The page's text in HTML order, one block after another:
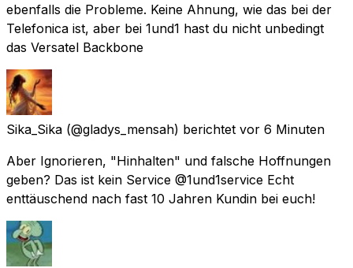
ebenfalls die Probleme. Keine Ahnung, wie das bei der
Telefonica ist, aber bei 1und1 hast du nicht unbedingt
das Versatel Backbone
Sika_Sika (@gladys_mensah) berichtet vor 6 Minuten
Aber Ignorieren, "Hinhalten" und falsche Hoffnungen
geben? Das ist kein Service @1und1service Echt
enttäuschend nach fast 10 Jahren Kundin bei euch!